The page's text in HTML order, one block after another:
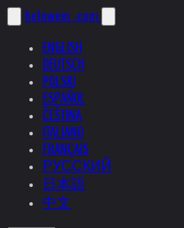
helnwein .com
ENGLISH
DEUTSCH
POLSKI
ESPAÑOL
ČEŠTINA
ITALIANO
FRANÇAIS
РУССКИЙ
日本語
中文